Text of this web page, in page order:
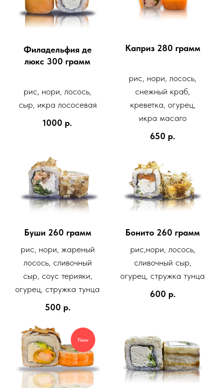
Филадельфия де
люкс 300 грамм
рис, нори, лосось,
сыр, икра лососевая
1000 р.
Каприз 280 грамм
рис, нори, лосось,
снежный краб,
креветка, огурец,
икра масаго
650 р.
Буши 260 грамм
рис, нори, жареный
лосось, сливочный
сыр, соус терияки,
огурец, стружка тунца
500 р.
Бонито 260 грамм
рис,нори, лосось,
сливочный сыр,
огурец, стружка тунца
600 р.
New